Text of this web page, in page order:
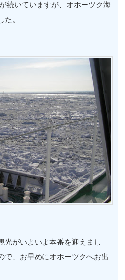
続いていますが、オホーツク海
。
光がいよいよ本番を迎えまし
で、お早めにオホーツクへお出